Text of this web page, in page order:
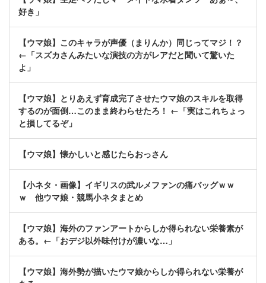
好き」
【ウマ娘】このキャラが声優（まりんか）同じってマジ！？
←「スズカさんみたいな演技の方がレアだと聞いて驚いた
よ」
【ウマ娘】とりあえず育成完了させたウマ娘のスキルを取得
するのが面倒…このまま終わらせたろ！ ←「実はこれちょっ
と損してるぞ」
【ウマ娘】懐かしいと感じたらおっさん
【小ネタ・画像】イギリスの武ルメファンの痛バッグｗｗ
ｗ 他ウマ娘・競馬小ネタまとめ
【ウマ娘】海外のファンアートからしか得られない栄養素が
ある。←「おデジ以外味付けが濃いな…」
【ウマ娘】海外勢が描いたウマ娘からしか得られない栄養が